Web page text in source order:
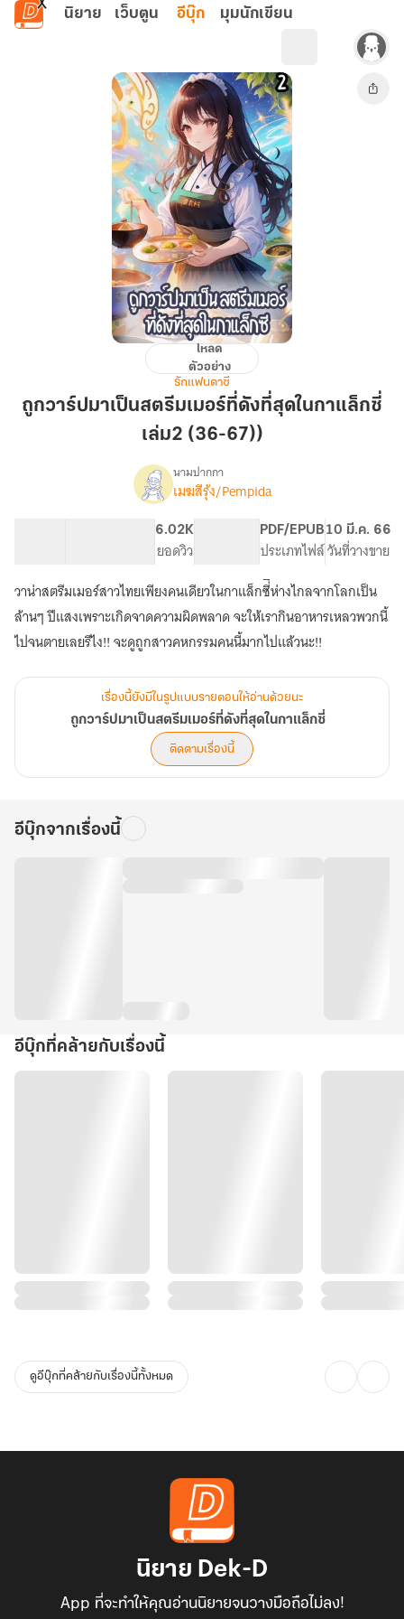
ข้ามไปยังเนื้อหาหลัก
นิยาย เว็บตูน อีบุ๊ก มุมนักเขียน
ร์
ที่สุด
ใน
กา
แล็ก
ซี่
เล่ม2
(36-
โหลด
ตัวอย่าง
รักแฟนตาซี
ถูกวาร์ปมาเป็นสตรีมเมอร์ที่ดังที่สุดในกาแล็กซี่
เล่ม2 (36-67))
เรื่อง
ถู
เป็น
สตรี
ม
เม
อร์
ดัง
ที่สุด
ใน
กา
แล็ก
ซี่
นามปากกา
เมฆสีรุ้ง/Pempida
6.02K
ยอดวิว
PDF/EPUB
ประเภทไฟล์
10 มี.ค. 66
วันที่วางขาย
วาน่าสตรีมเมอร์สาวไทยเพียงคนเดียวในกาแล็กซี่ี่ห่างไกลจากโลกเป็น
ล้านๆ ปีแสงเพราะเกิดจาดความผิดพลาด จะให้เรากินอาหารเหลวพวกนี้
ไปจนตายเลยรึไง!! จะดูถูกสาวคหกรรมคนนี้มากไปแล้วนะ!!
เรื่องนี้ยังมีในรูปแบบรายตอนให้อ่านด้วยนะ
ถูกวาร์ปมาเป็นสตรีมเมอร์ที่ดังที่สุดในกาแล็กซี่
ติดตามเรื่องนี้
อีบุ๊กจากเรื่องนี้
อีบุ๊กที่คล้ายกับเรื่องนี้
ดูอีบุ๊กที่คล้ายกับเรื่องนี้ทั้งหมด
นิยาย Dek-D
App ที่จะทำให้คุณอ่านนิยายจนวางมือถือไม่ลง!